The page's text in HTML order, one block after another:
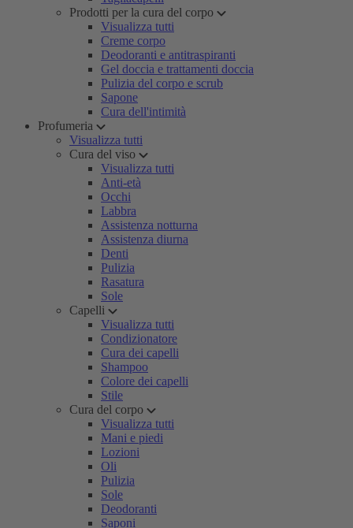
Prodotti per la cura del corpo
Visualizza tutti
Creme corpo
Deodoranti e antitraspiranti
Gel doccia e trattamenti doccia
Pulizia del corpo e scrub
Sapone
Cura dell'intimità
Profumeria
Visualizza tutti
Cura del viso
Visualizza tutti
Anti-età
Occhi
Labbra
Assistenza notturna
Assistenza diurna
Denti
Pulizia
Rasatura
Sole
Capelli
Visualizza tutti
Condizionatore
Cura dei capelli
Shampoo
Colore dei capelli
Stile
Cura del corpo
Visualizza tutti
Mani e piedi
Lozioni
Oli
Pulizia
Sole
Deodoranti
Saponi